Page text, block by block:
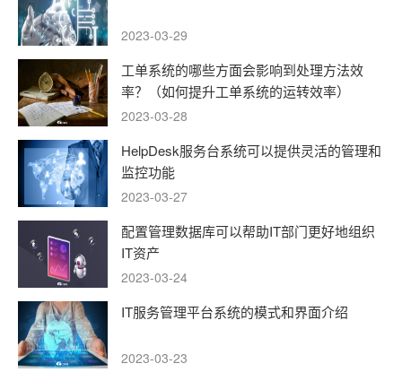
2023-03-29
工单系统的哪些方面会影响到处理方法效
率？（如何提升工单系统的运转效率）
2023-03-28
HelpDesk服务台系统可以提供灵活的管理和
监控功能
2023-03-27
配置管理数据库可以帮助IT部门更好地组织
IT资产
2023-03-24
IT服务管理平台系统的模式和界面介绍
2023-03-23